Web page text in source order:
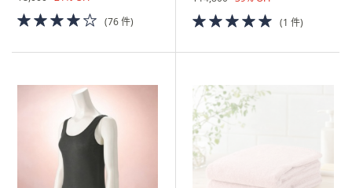
4.0
of
(76 件)
5.0
of
(1 件)